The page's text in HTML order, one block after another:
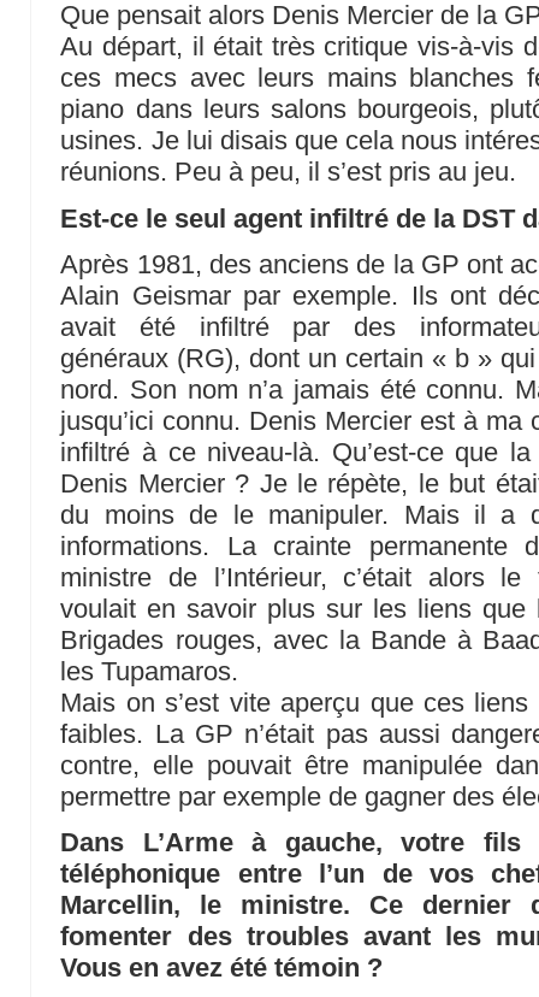
Que pensait alors Denis Mercier de la
Au départ, il était très critique vis-à-vis
ces mecs avec leurs mains blanches
piano dans leurs salons bourgeois,
usines. Je lui disais que cela nous
réunions. Peu à peu, il s’est pris au jeu.
Est-ce le seul agent infiltré de la DST
Après 1981, des anciens de la GP ont
Alain Geismar par exemple. Ils ont
avait été infiltré par des
généraux (RG), dont un certain « b »
nord. Son nom n’a jamais été connu.
jusqu’ici connu. Denis Mercier est à ma
infiltré à ce niveau-là. Qu’est-ce que
Denis Mercier ? Je le répète, le but
du moins de le manipuler. Mais il a
informations. La crainte permanente
ministre de l’Intérieur, c’était alors
voulait en savoir plus sur les liens que
Brigades rouges, avec la Bande à
les Tupamaros.
Mais on s’est vite aperçu que ces liens
faibles. La GP n’était pas aussi
contre, elle pouvait être manipulée
permettre par exemple de gagner des
Dans L’Arme à gauche, votre fils
téléphonique entre l’un de vos
Marcellin, le ministre. Ce dernier
fomenter des troubles avant les
Vous en avez été témoin ?